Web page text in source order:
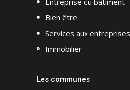
Bien être
Services aux entreprises
Immobilier
Les communes